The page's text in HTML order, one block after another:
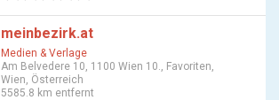
meinbezirk.at
Medien & Verlage
Am Belvedere 10, 1100 Wien 10., Favoriten,
Wien, Österreich
5585.8 km entfernt